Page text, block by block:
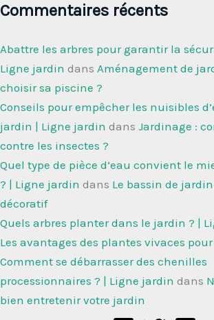
Commentaires récents
Abattre les arbres pour garantir la
Ligne jardin dans Aménagement de
choisir sa piscine ?
Conseils pour empêcher les nuisibles
jardin | Ligne jardin dans Jardinage :
contre les insectes ?
Quel type de pièce d’eau convient le
? | Ligne jardin dans Le bassin de
décoratif
Quels arbres planter dans le jardin ? |
Les avantages des plantes vivaces
Comment se débarrasser des chenilles
processionnaires ? | Ligne jardin dans
bien entretenir votre jardin